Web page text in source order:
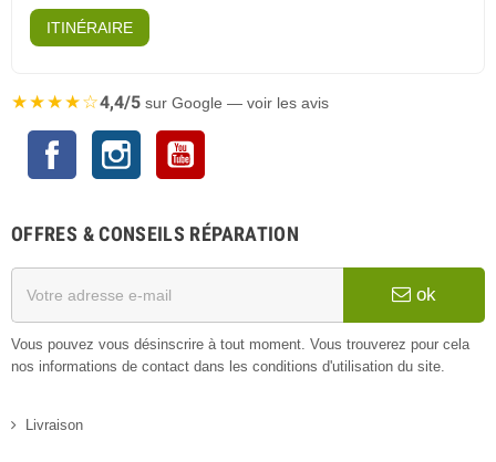
ITINÉRAIRE
★★★★☆4,4/5 sur Google — voir les avis
Facebook Instagram
OFFRES & CONSEILS RÉPARATION
ok
Vous pouvez vous désinscrire à tout moment. Vous trouverez pour cela
nos informations de contact dans les conditions d'utilisation du site.
Livraison